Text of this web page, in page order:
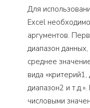
Для
Excel
аргументов.
диапазон
среднее
вида
диапазон2 и
числовыми